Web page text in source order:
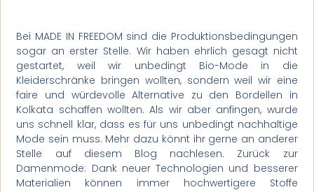
Bei MADE IN FREEDOM sind die Produktionsbedingungen
sogar an erster Stelle. Wir haben ehrlich gesagt nicht
gestartet, weil wir unbedingt Bio-Mode in die
Kleiderschränke bringen wollten, sondern weil wir eine
faire und würdevolle Alternative zu den Bordellen in
Kolkata schaffen wollten. Als wir aber anfingen, wurde
uns schnell klar, dass es für uns unbedingt nachhaltige
Mode sein muss. Mehr dazu könnt ihr gerne an anderer
Stelle auf diesem Blog nachlesen. Zurück zur
Damenmode: Dank neuer Technologien und besserer
Materialien können immer hochwertigere Stoffe